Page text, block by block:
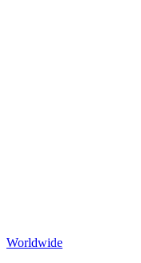
Worldwide